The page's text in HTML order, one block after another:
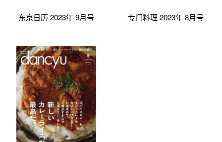
东京日历 2023年 9月号 专门料理 2023年 8月号